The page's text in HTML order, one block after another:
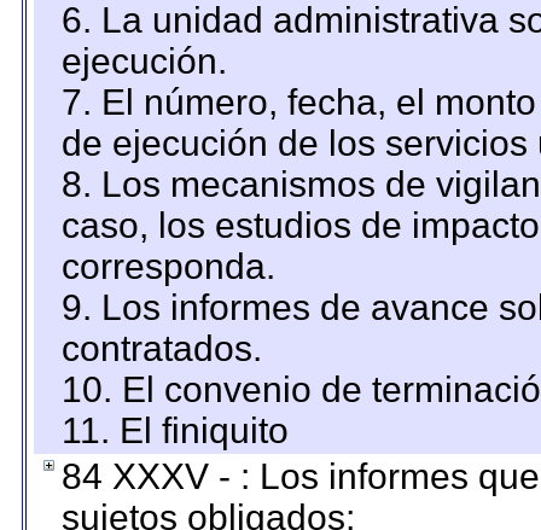
6. La unidad administrativa
ejecución.
7. El número, fecha, el
de ejecución de los servicios
8. Los mecanismos de
caso, los estudios de
corresponda.
9. Los informes de avance
contratados.
10. El convenio de
11. El finiquito
84 XXXV - : Los informes
sujetos obligados;